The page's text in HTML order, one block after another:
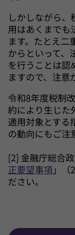
しかしながら
用はあくまでも
ます。たとえ二
からといって、
を行うことは認
ますので、注意
令和8年度税制
約により生じた
適用対象とする
の動向にもご注
[2] 金融庁総合
正要望事項」（
ださい。